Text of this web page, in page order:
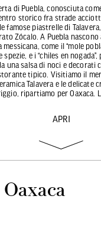
di Puebla, conosciuta
storico fra strade
famose piastrelle di
Zócalo. A Puebla
come il “mole
spezie, e i “chiles en
una salsa di noci e decorati
tipico. Visitiamo il
Talavera e le delicate
ripartiamo per Oaxaca.
APRI
Oaxaca